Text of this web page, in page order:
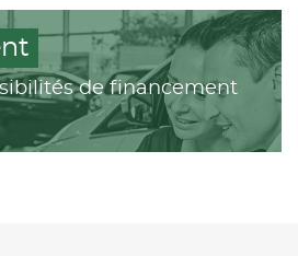
de financement